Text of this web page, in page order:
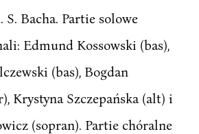
S. Bacha. Partie solowe
Edmund Kossowski (bas),
(bas), Bogdan
Krystyna Szczepańska (alt) i
(sopran). Partie chóralne